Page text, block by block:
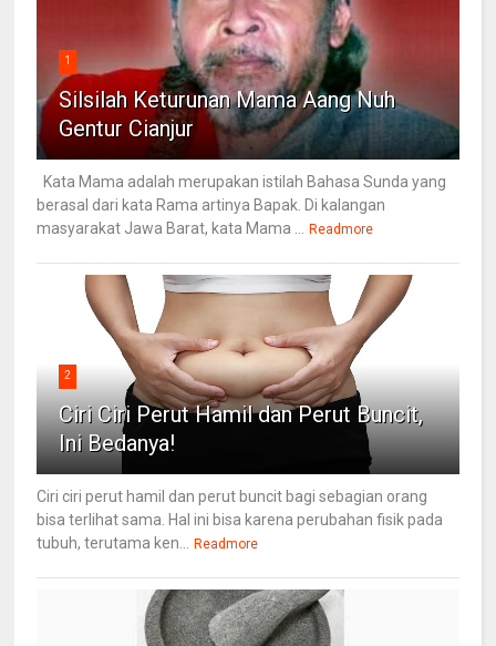
1
Silsilah Keturunan Mama Aang Nuh
Gentur Cianjur
Kata Mama adalah merupakan istilah Bahasa Sunda yang
berasal dari kata Rama artinya Bapak. Di kalangan
masyarakat Jawa Barat, kata Mama ...
Readmore
2
Ciri Ciri Perut Hamil dan Perut Buncit,
Ini Bedanya!
Ciri ciri perut hamil dan perut buncit bagi sebagian orang
bisa terlihat sama. Hal ini bisa karena perubahan fisik pada
tubuh, terutama ken...
Readmore